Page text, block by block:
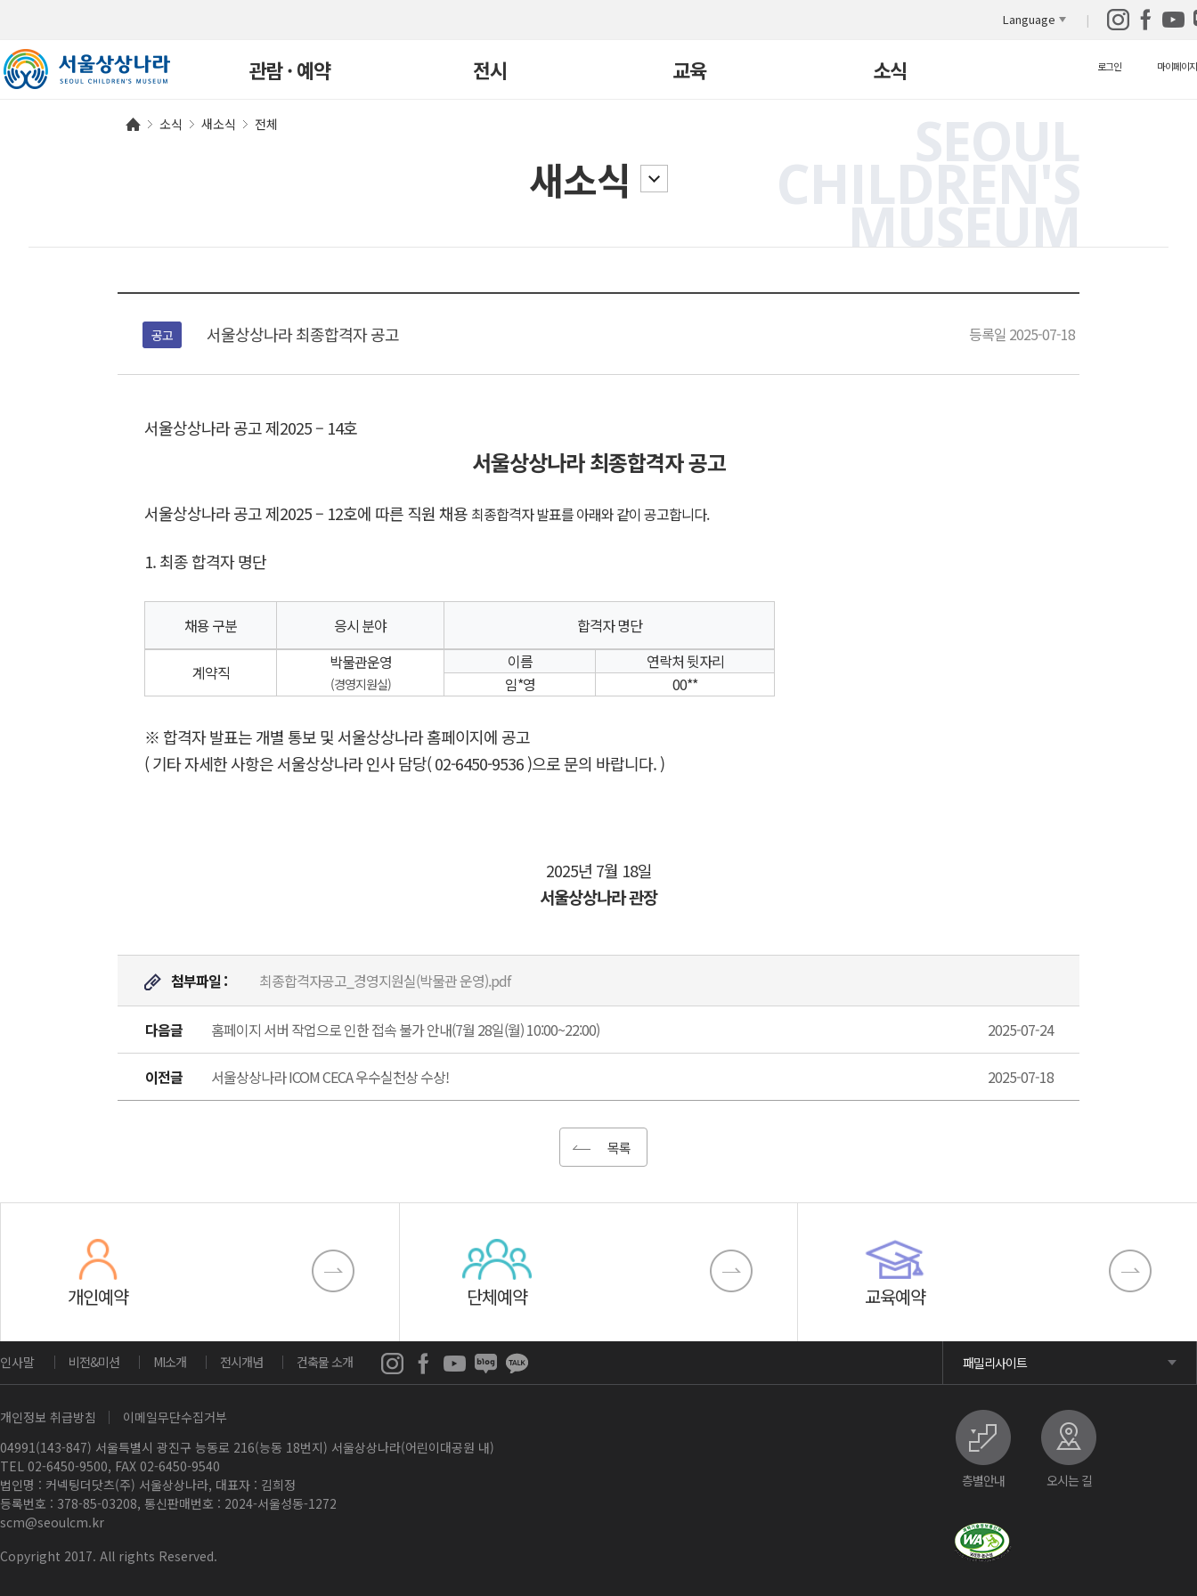
Language
관람 · 예약
예약확인
전시 교육
빛, 너머
일일요리
기타
소식
보도자료
자원봉사안내
자료실
로그인 마이페이지
소식 새소식 전체 SEOUL
CHILDREN'S
MUSEUM
새소식
공고 서울상상나라 최종합격자 공고 등록일 2025-07-18
서울상상나라 공고 제2025 – 14호
서울상상나라 최종합격자 공고
서울상상나라 공고 제2025 – 12호에 따른 직원 채용 최종합격자 발표를 아래와 같이 공고합니다.
1. 최종 합격자 명단
채용 구분 응시 분야 합격자 명단
계약직 박물관운영
(경영지원실)
이름
연락처 뒷자리
임*영
00**
※ 합격자 발표는 개별 통보 및 서울상상나라 홈페이지에 공고
( 기타 자세한 사항은 서울상상나라 인사 담당( 02-6450-9536 )으로 문의 바랍니다. )
2025년 7월 18일
서울상상나라 관장
첨부파일 : 최종합격자공고_경영지원실(박물관 운영).pdf
다음글 홈페이지 서버 작업으로 인한 접속 불가 안내(7월 28일(월) 10:00~22:00) 2025-07-24
이전글 서울상상나라 ICOM CECA 우수실천상 수상! 2025-07-18
목록
개인예약 단체예약 교육예약
인사말 비전&미션 MI소개 전시개념 건축물 소개 패밀리사이트
개인정보 취급방침
이메일무단수집거부
04991(143-847) 서울특별시 광진구 능동로 216(능동 18번지) 서울상상나라(어린이대공원 내)
TEL 02-6450-9500, FAX 02-6450-9540
법인명 : 커넥팅더닷츠(주) 서울상상나라, 대표자 : 김희정
등록번호 : 378-85-03208, 통신판매번호 : 2024-서울성동-1272
scm@seoulcm.kr
Copyright 2017. All rights Reserved.
층별안내 오시는 길